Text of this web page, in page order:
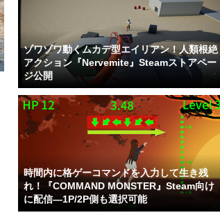
ゾワゾワ動くムカデ型エイリアン！人類根絶
アクション『Nervemite』Steamストアペー
ジ公開
時間内に格ゲーコマンドを入力して生き残
れ！『COMMAND MONSTER』Steam向け
に配信―1P/2P側も選択可能